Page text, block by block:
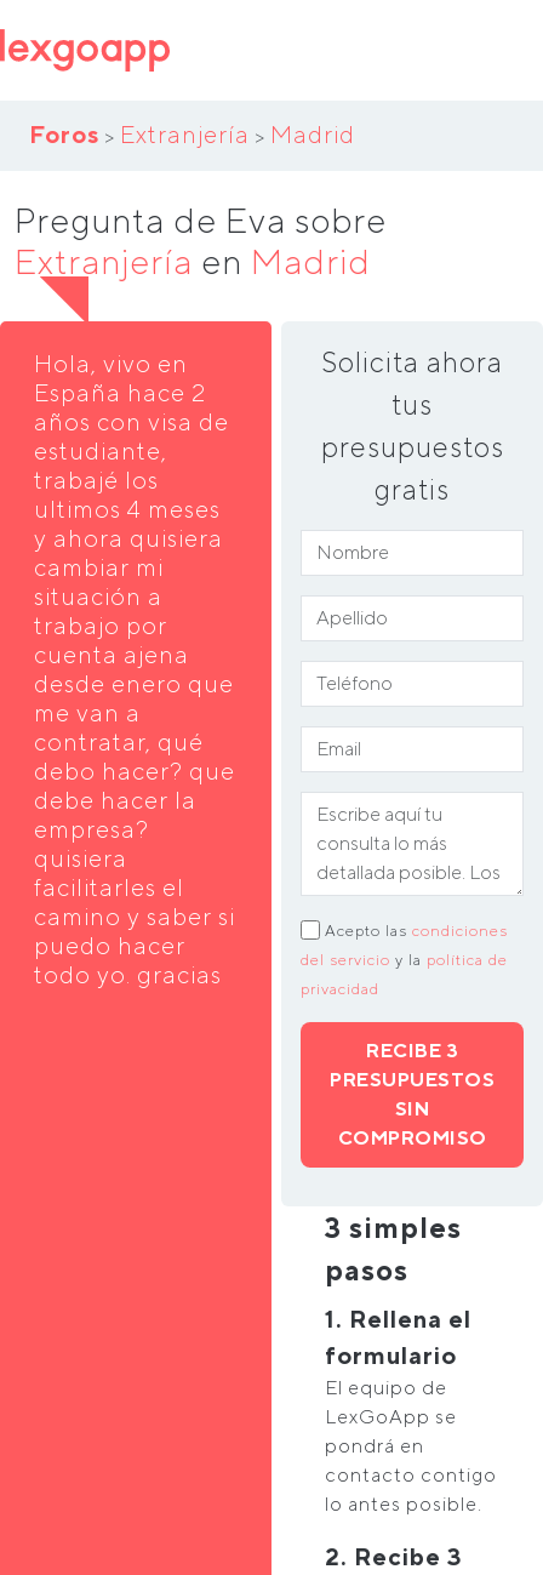
Foros > Extranjería > Madrid
Pregunta de Eva sobre
Extranjería en Madrid
Hola, vivo en
España hace 2
años con visa de
estudiante,
trabajé los
ultimos 4 meses
y ahora quisiera
cambiar mi
situación a
trabajo por
cuenta ajena
desde enero que
me van a
contratar, qué
debo hacer? que
debe hacer la
empresa?
quisiera
facilitarles el
camino y saber si
puedo hacer
todo yo. gracias
Solicita ahora
tus
presupuestos
gratis
Acepto las condiciones
del servicio y la política de
privacidad
RECIBE 3
PRESUPUESTOS
SIN
COMPROMISO
3 simples
pasos
1. Rellena el
formulario
El equipo de
LexGoApp se
pondrá en
contacto contigo
lo antes posible.
2. Recibe 3